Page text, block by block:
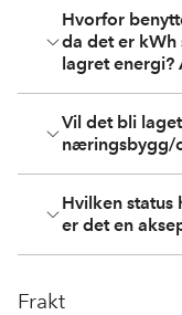
Hvorfor
da det er
lagret energi?
Vil det bli
næringsbygg/
Hvilken status
er det en
Frakt